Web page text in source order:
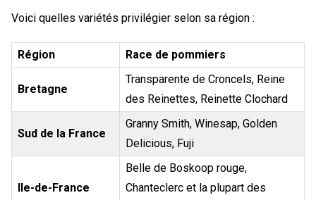
Voici quelles variétés privilégier selon sa région :
Région Race de pommiers
Bretagne
Transparente de Croncels, Reine
des Reinettes, Reinette Clochard
Sud de la France
Granny Smith, Winesap, Golden
Delicious, Fuji
Ile-de-France
Belle de Boskoop rouge,
Chanteclerc et la plupart des